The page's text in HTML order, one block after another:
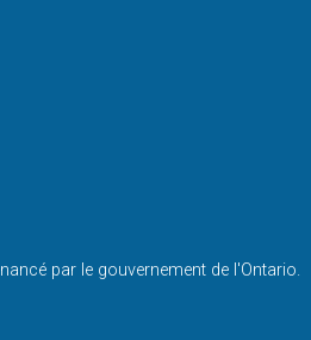
par le gouvernement de l'Ontario.